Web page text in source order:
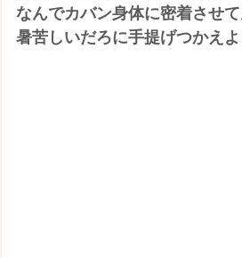
なんでカバン身体に密着させ
暑苦しいだろに手提げつかえよ